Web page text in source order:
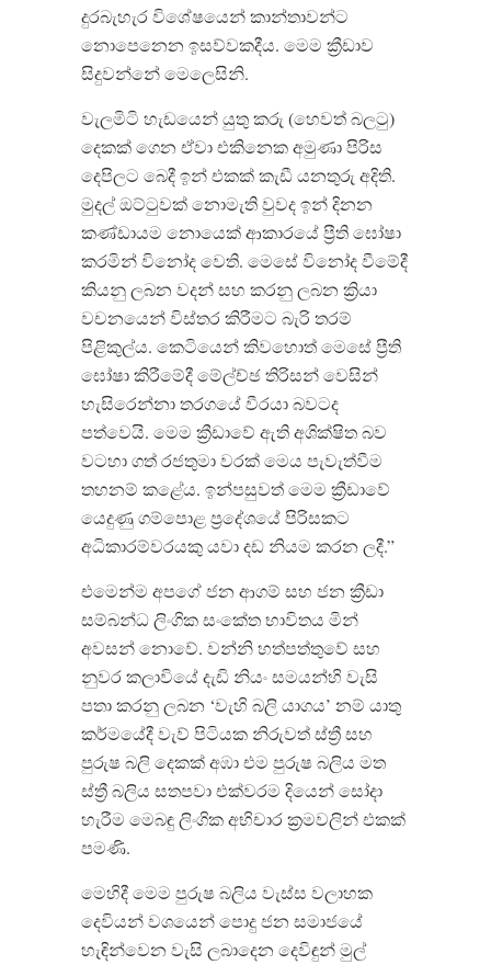
දුරබැහැර විශේෂයෙන් කාන්තාවන්ට
නොපෙනෙන ඉසව්වකදීය. මෙම ක්‍රීඩාව
සිදුවන්නේ මෙලෙසිනි.
වැලමිටි හැඩයෙන් යුතු කරු (හෙවත් බලටු)
දෙකක් ගෙන ඒවා එකිනෙක අමුණා පිරිස
දෙපිලට බෙදී ඉන් එකක් කැඩී යනතුරු අදිති.
මුදල් ඔට්ටුවක් නොමැති වුවද ඉන් දිනන
කණ්ඩායම නොයෙක් ආකාරයේ ප්‍රීති ඝෝෂා
කරමින් විනෝද වෙති. මෙසේ විනෝද වීමේදී
කියනු ලබන වදන් සහ කරනු ලබන ක්‍රියා
වචනයෙන් විස්තර කිරීමට බැරි තරම්
පිළිකුල්ය. කෙටියෙන් කිවහොත් මෙසේ ප්‍රීති
ඝෝෂා කිරීමේදී ම්‍ලේච්ඡ තිරිසන් වෙසින්
හැසිරෙන්නා තරගයේ වීරයා බවටද
පත්වෙයි. මෙම ක්‍රීඩාවේ ඇති අශික්ෂිත බව
වටහා ගත් රජතුමා වරක් මෙය පැවැත්වීම
තහනම් කළේය. ඉන්පසුවත් මෙම ක්‍රීඩාවේ
යෙදුණු ගම්පොළ ප්‍රදේශයේ පිරිසකට
අධිකාරම්වරයකු යවා දඩ නියම කරන ලදී.”
එමෙන්ම අපගේ ජන ආගම් සහ ජන ක්‍රීඩා
සම්බන්ධ ලිංගික සංකේත භාවිතය මින්
අවසන් නොවේ. වන්නි හත්පත්තුවේ සහ
නුවර කලාවියේ දැඩි නියං සමයන්හි වැසි
පතා කරනු ලබන ‘වැහි බලි යාගය’ නම් යාතු
කර්මයේදී වැව් පිටියක නිරුවත් ස්ත්‍රී සහ
පුරුෂ බලි දෙකක් අඹා එම පුරුෂ බලිය මත
ස්ත්‍රී බලිය සතපවා එක්වරම දියෙන් සෝදා
හැරීම මෙබඳු ලිංගික අභිචාර ක්‍රමවලින් එකක්
පමණි.
මෙහිදී මෙම පුරුෂ බලිය වැස්ස වලාහක
දෙවියන් වශයෙන් ‍පොදු ජන සමාජයේ
හැඳින්වෙන වැසි ලබාදෙන දෙවිඳුන් මුල්